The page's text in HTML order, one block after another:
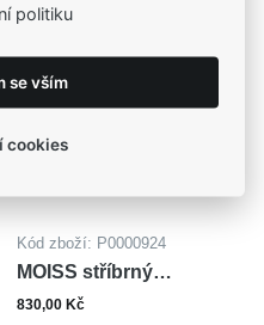
Kód zboží: P0000924
MOISS stříbrný
přívěsek PANNA
830,00 Kč
politiku
se vším
cookies